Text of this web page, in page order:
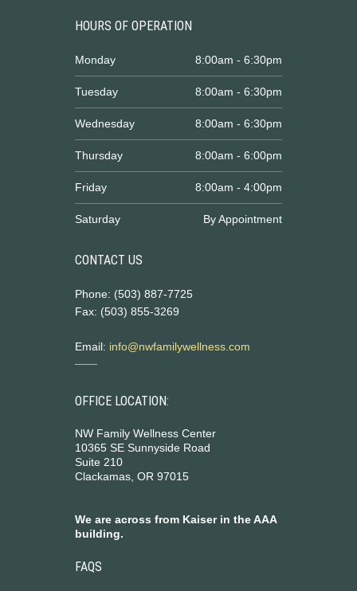
HOURS OF OPERATION
Monday 8:00am - 6:30pm
Tuesday 8:00am - 6:30pm
Wednesday 8:00am - 6:30pm
Thursday 8:00am - 6:00pm
Friday 8:00am - 4:00pm
Saturday By Appointment
CONTACT US
Phone: (503) 887-7725
Fax: (503) 855-3269
Email: info@nwfamilywellness.com
OFFICE LOCATION:
NW Family Wellness Center
10365 SE Sunnyside Road
Suite 210
Clackamas, OR 97015
We are across from Kaiser in the AAA
building.
FAQS